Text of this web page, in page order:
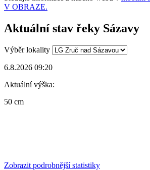
V OBRAZE.
Aktuální stav řeky Sázavy
Výběr lokality
6.8.2026 09:20
Aktuální výška:
50 cm
Zobrazit podrobnější statistiky